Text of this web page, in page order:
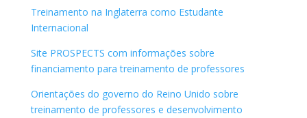
Treinamento na Inglaterra como Estudante
Internacional
Site PROSPECTS com informações sobre
financiamento para treinamento de professores
Orientações do governo do Reino Unido sobre
treinamento de professores e desenvolvimento